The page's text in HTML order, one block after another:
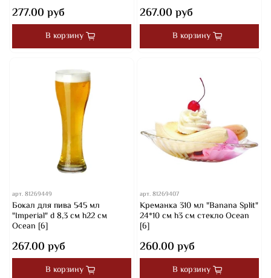
277.00 руб
В корзину
267.00 руб
В корзину
арт.81269449
Бокал для пива 545 мл
"Imperial" d 8,3 см h22 см
Ocean [6]
267.00 руб
В корзину
арт.81269407
Креманка 310 мл "Banana Split"
24*10 см h3 см стекло Ocean
[6]
260.00 руб
В корзину